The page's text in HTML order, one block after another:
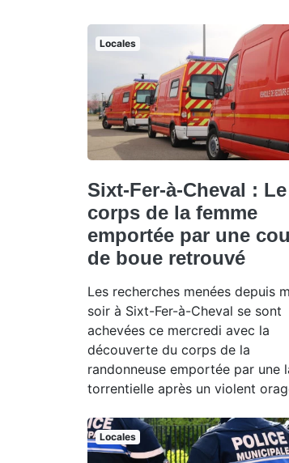
Locales
Sixt-Fer-à-Cheval : Le
corps de la femme
emportée par une
de boue retrouvé
Les recherches menées depuis
soir à Sixt-Fer-à-Cheval se sont
achevées ce mercredi avec la
découverte du corps de la
randonneuse emportée par une
torrentielle après un violent
Locales